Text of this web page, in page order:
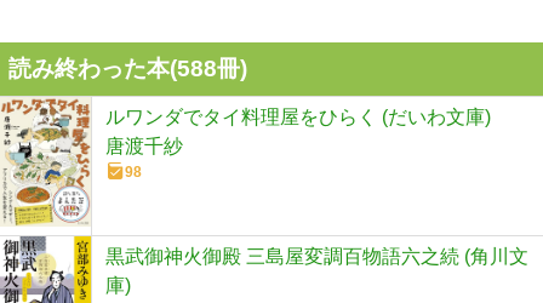
読み終わった本(588冊)
ルワンダでタイ料理屋をひらく (だいわ文庫)
唐渡千紗
98
黒武御神火御殿 三島屋変調百物語六之続 (角川文
庫)